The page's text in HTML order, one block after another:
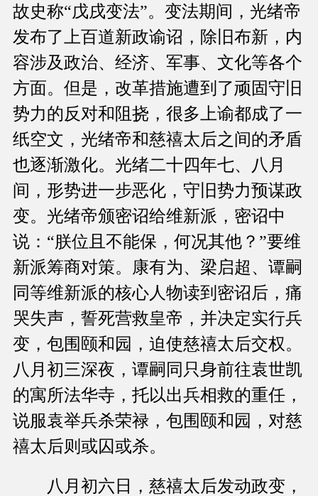
故史称“戊戌变法”。变法期间，光绪帝
发布了上百道新政谕诏，除旧布新，内
容涉及政治、经济、军事、文化等各个
方面。但是，改革措施遭到了顽固守旧
势力的反对和阻挠，很多上谕都成了一
纸空文，光绪帝和慈禧太后之间的矛盾
也逐渐激化。光绪二十四年七、八月
间，形势进一步恶化，守旧势力预谋政
变。光绪帝颁密诏给维新派，密诏中
说：“朕位且不能保，何况其他？”要维
新派筹商对策。康有为、梁启超、谭嗣
同等维新派的核心人物读到密诏后，痛
哭失声，誓死营救皇帝，并决定实行兵
变，包围颐和园，迫使慈禧太后交权。
八月初三深夜，谭嗣同只身前往袁世凯
的寓所法华寺，托以出兵相救的重任，
说服袁举兵杀荣禄，包围颐和园，对慈
禧太后则或囚或杀。
八月初六日，慈禧太后发动政变，